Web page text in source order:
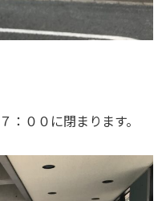
：００に閉まります。